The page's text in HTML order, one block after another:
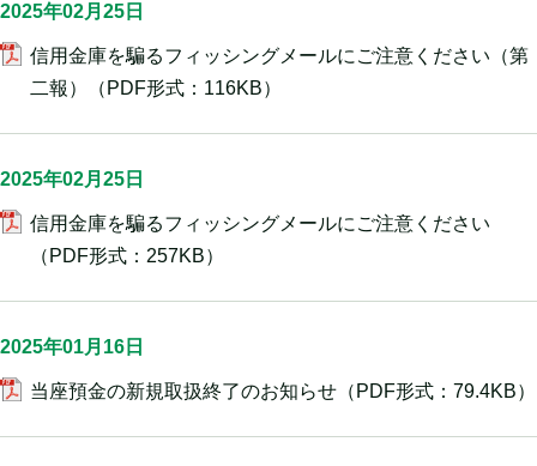
2025年02月25日
信用金庫を騙るフィッシングメールにご注意ください（第
二報）
（PDF形式：116KB）
2025年02月25日
信用金庫を騙るフィッシングメールにご注意ください
（PDF形式：257KB）
2025年01月16日
当座預金の新規取扱終了のお知らせ （PDF形式：79.4KB）